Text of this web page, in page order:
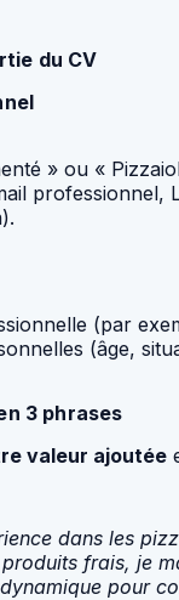
du CV
» ou «
professionnel,
(par
(âge,
3 phrases
valeur ajoutée
dans les
frais, je
pour